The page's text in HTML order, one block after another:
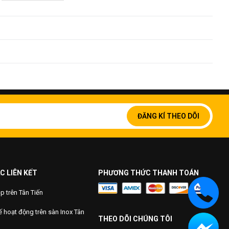
toàn, kính màu.
ĐĂNG KÍ THEO DÕI
LIÊN KẾT
trên Tân Tiến
hoạt động trên sàn Inox Tân
PHƯƠNG THỨC THANH TOÁN
THEO DÕI CHÚNG TÔI